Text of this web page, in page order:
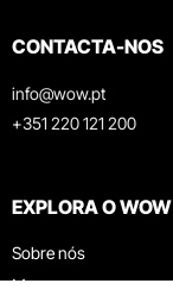
CONTACTA-NOS
info@wow.pt
+351 220 121 200
EXPLORA O WOW
Sobre nós
Museus